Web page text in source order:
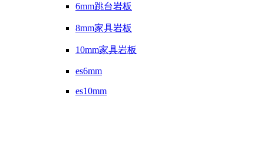
6mm跳台岩板
8mm家具岩板
10mm家具岩板
es6mm
es10mm